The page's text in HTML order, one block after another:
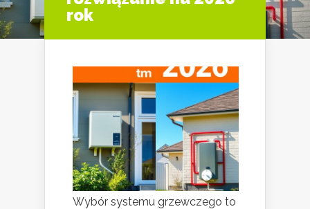
rok
Wybór systemu grzewczego to